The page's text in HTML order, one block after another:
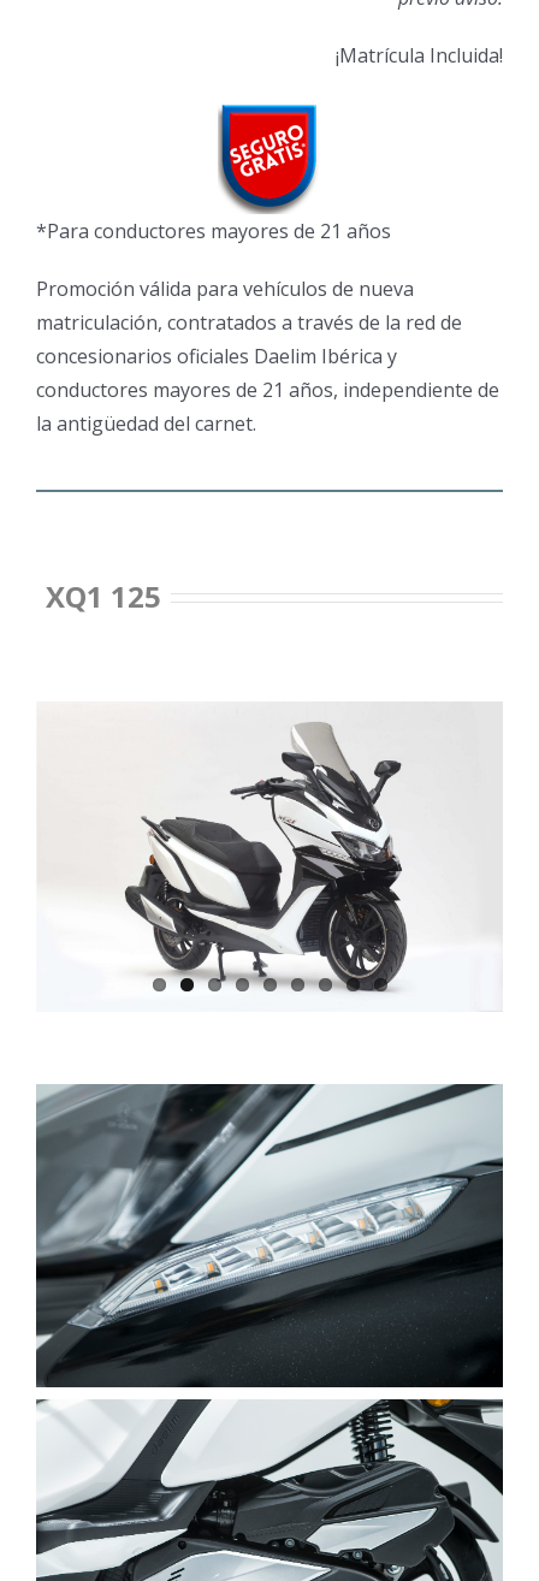
¡Matrícula Incluida!
*Para conductores mayores de 21 años
Promoción válida para vehículos de nueva
matriculación, contratados a través de la red de
concesionarios oficiales Daelim Ibérica y
conductores mayores de 21 años, independiente de
la antigüedad del carnet.
XQ1 125